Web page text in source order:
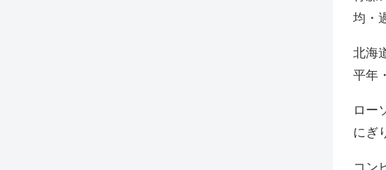
均・
北海
平年
ロー
にぎ
コン